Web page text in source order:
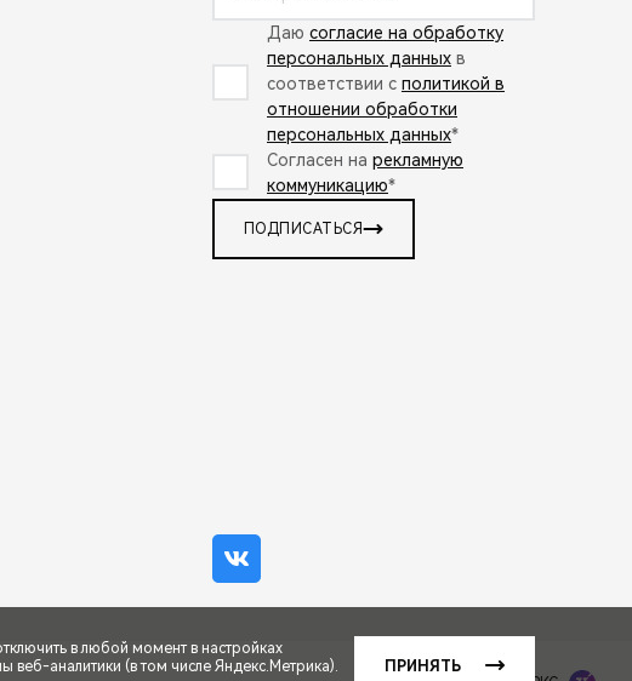
Даю согласие на обработку
персональных данных в
соответствии с политикой в
отношении обработки
персональных данных*
Согласен на рекламную
коммуникацию*
ПОДПИСАТЬСЯ
в любой момент в настройках
веб-аналитики (в том числе Яндекс.Метрика).
ПРИНЯТЬ